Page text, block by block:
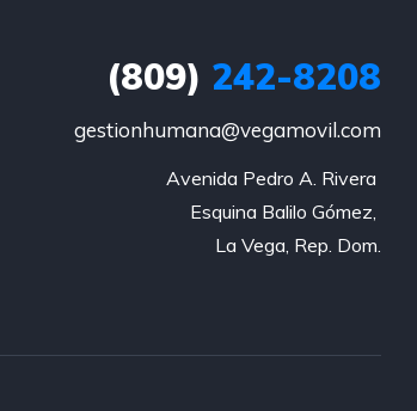
(809) 242-8208
gestionhumana@vegamovil.com
Avenida Pedro A. Rivera
Esquina Balilo Gómez,
La Vega, Rep. Dom.